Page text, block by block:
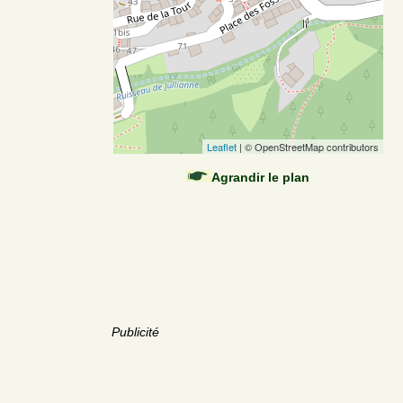
Leaflet | © OpenStreetMap contributors
Agrandir le plan
Publicité